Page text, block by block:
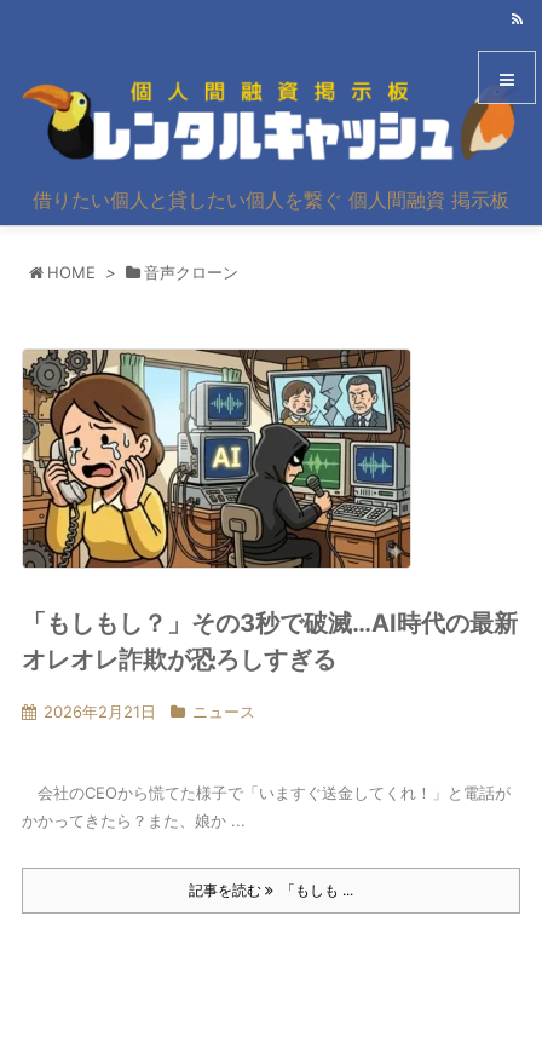
借りたい個人と貸したい個人を繋ぐ 個人間融資 掲示板
HOME > 音声クローン
「もしもし？」その3秒で破滅…AI時代の最新
オレオレ詐欺が恐ろしすぎる
2026年2月21日 ニュース
会社のCEOから慌てた様子で「いますぐ送金してくれ！」と電話が
かかってきたら？また、娘か ...
記事を読む 「もしも ...